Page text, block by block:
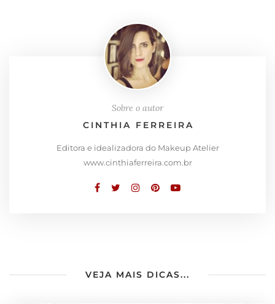
Sobre o autor
CINTHIA FERREIRA
Editora e idealizadora do Makeup Atelier
www.cinthiaferreira.com.br
VEJA MAIS DICAS...